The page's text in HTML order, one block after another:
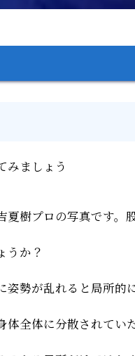
みましょう
樹プロの写真です。
うか？
姿勢が乱れると局所
体全体に分散されて